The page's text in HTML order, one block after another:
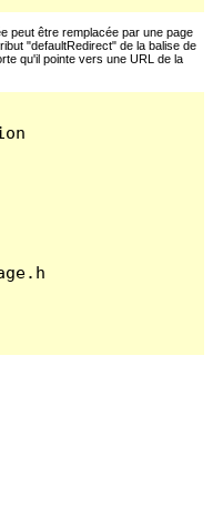
peut être remplacée par une page
"defaultRedirect" de la balise de
qu'il pointe vers une URL de la